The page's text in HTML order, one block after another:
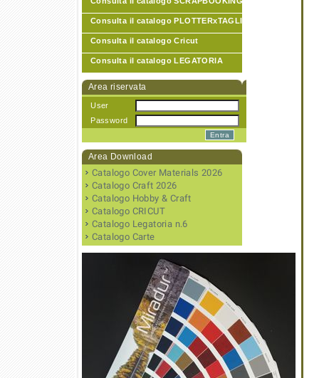
Consulta il catalogo PLOTTERxTAGLIO
Consulta il catalogo Cricut
Consulta il catalogo LEGATORIA
Area riservata
User
Password
Area Download
Catalogo Cover Materials 2026
Catalogo Craft 2026
Catalogo Hobby & Craft
Catalogo CRICUT
Catalogo Legatoria n.6
Catalogo Carte